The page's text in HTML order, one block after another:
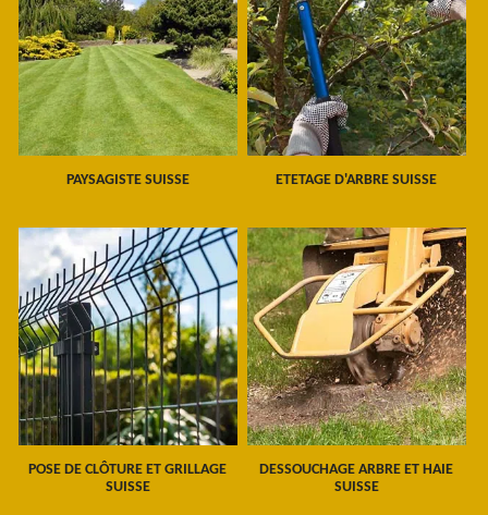
PAYSAGISTE SUISSE ETETAGE D'ARBRE SUISSE
POSE DE CLÔTURE ET GRILLAGE
SUISSE
DESSOUCHAGE ARBRE ET HAIE
SUISSE